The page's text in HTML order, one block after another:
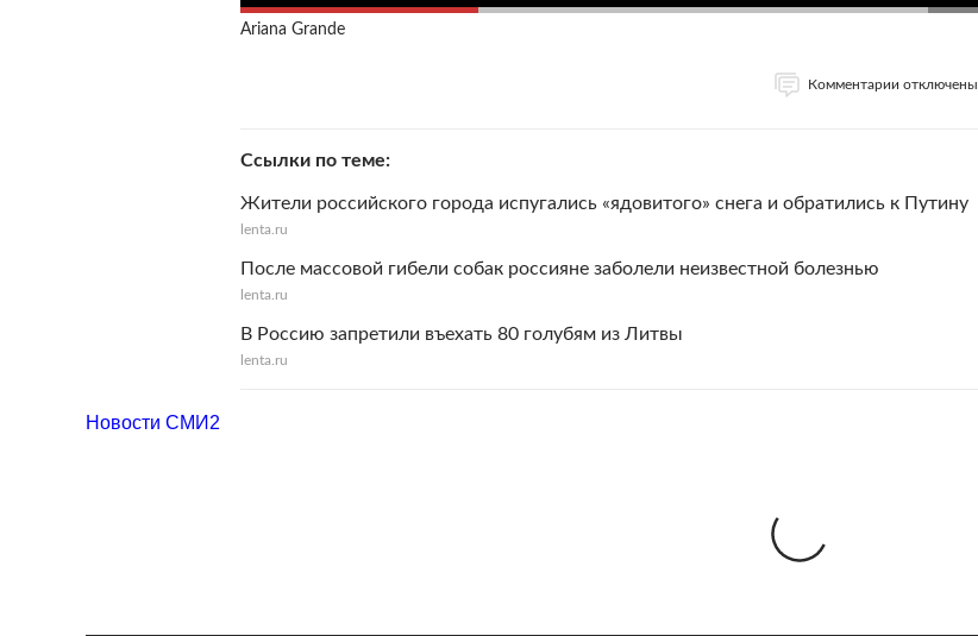
Ariana Grande
Комментарии отключены
Ссылки по теме
Жители российского города испугались «ядовитого» снега и обратились к Путину
lenta.ru
После массовой гибели собак россияне заболели неизвестной болезнью
lenta.ru
В Россию запретили въехать 80 голубям из Литвы
lenta.ru
Новости СМИ2